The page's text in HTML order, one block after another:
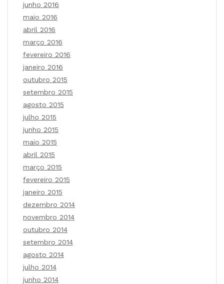
junho 2016
maio 2016
abril 2016
março 2016
fevereiro 2016
janeiro 2016
outubro 2015
setembro 2015
agosto 2015
julho 2015
junho 2015
maio 2015
abril 2015
março 2015
fevereiro 2015
janeiro 2015
dezembro 2014
novembro 2014
outubro 2014
setembro 2014
agosto 2014
julho 2014
junho 2014